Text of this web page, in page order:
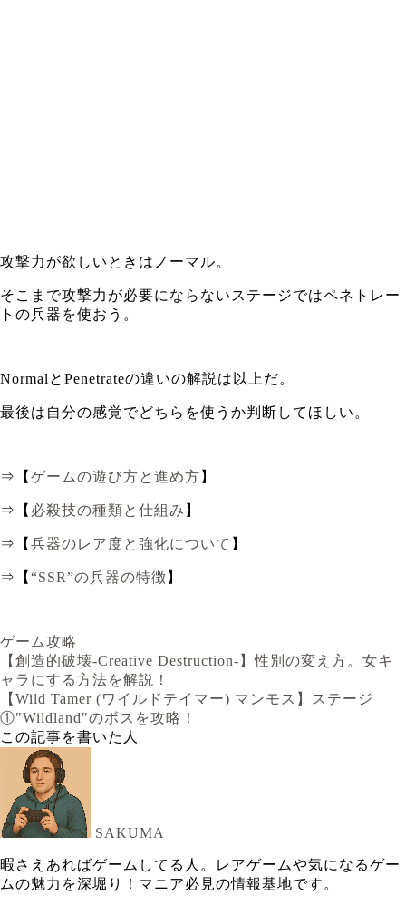
攻撃力が欲しいときはノーマル。
そこまで攻撃力が必要にならないステージではペネトレー
トの兵器を使おう。
NormalとPenetrateの違いの解説は以上だ。
最後は自分の感覚でどちらを使うか判断してほしい。
⇒【 ゲームの遊び方と進め方 】
⇒【 必殺技の種類と仕組み 】
⇒【 兵器のレア度と強化について 】
⇒【 “SSR”の兵器の特徴 】
ゲーム攻略
【創造的破壊-Creative Destruction-】性別の変え方。女キ
ャラにする方法を解説！
【Wild Tamer (ワイルドテイマー) マンモス】ステージ
①"Wildland"のボスを攻略！
この記事を書いた人
SAKUMA
暇さえあればゲームしてる人。レアゲームや気になるゲー
ムの魅力を深堀り！マニア必見の情報基地です。